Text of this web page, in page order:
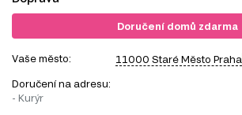
Doručení domů zdarma
Vaše město: 11000 Staré Město Praha
Doručení na adresu:
- Kurýr